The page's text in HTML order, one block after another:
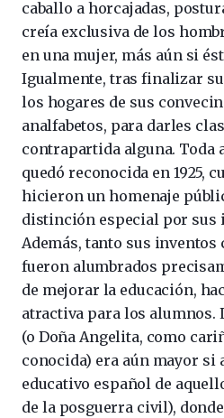
caballo a horcajadas,
creía exclusiva de los
en una mujer, más aún si
Igualmente, tras finalizar su
los hogares de sus
analfabetos, para darles
contrapartida alguna. Toda
quedó reconocida en 1925,
hicieron un homenaje
distinción especial por sus
Además, tanto sus inventos
fueron alumbrados
de mejorar la educación,
atractiva para los alumnos.
(o Doña Angelita, como
conocida) era aún mayor si
educativo español de
de la posguerra civil),